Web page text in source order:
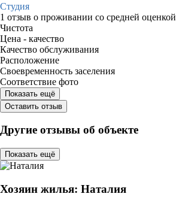
Студия
1 отзыв о проживании со средней оценкой
Чистота
Цена - качество
Качество обслуживания
Расположение
Своевременность заселения
Соответствие фото
Показать ещё
Оставить отзыв
Другие отзывы об объекте
Показать ещё
Хозяин жилья: Наталия